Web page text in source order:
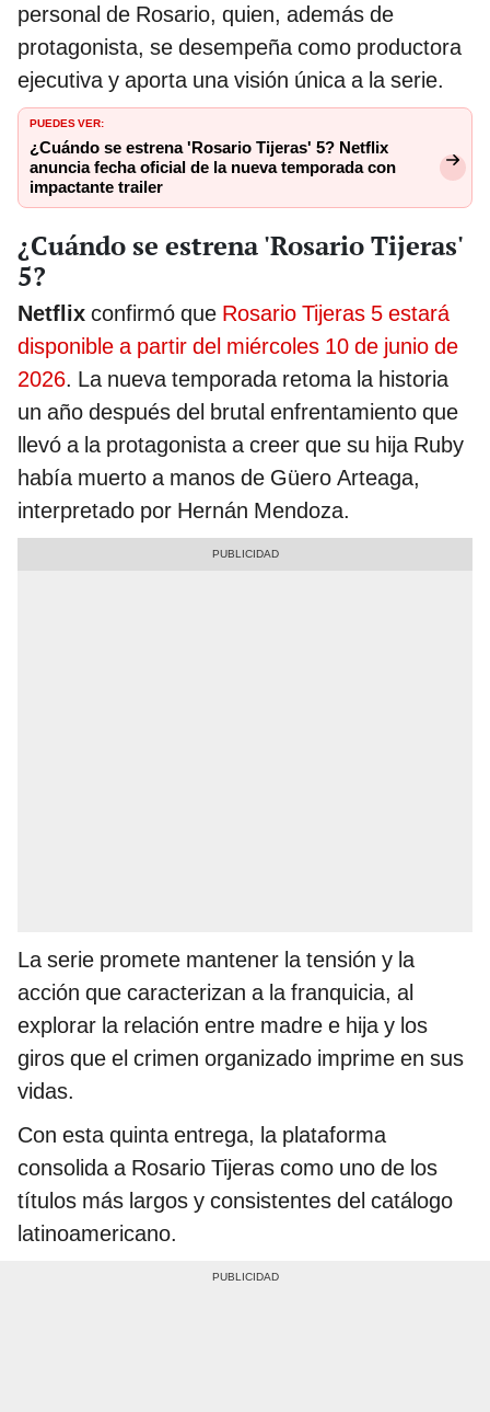
personal de Rosario, quien, además de
protagonista, se desempeña como productora
ejecutiva y aporta una visión única a la serie.
PUEDES VER:
¿Cuándo se estrena 'Rosario Tijeras' 5? Netflix
anuncia fecha oficial de la nueva temporada con
impactante trailer
¿Cuándo se estrena 'Rosario Tijeras'
5?
Netflix confirmó que Rosario Tijeras 5 estará
disponible a partir del miércoles 10 de junio de
2026. La nueva temporada retoma la historia
un año después del brutal enfrentamiento que
llevó a la protagonista a creer que su hija Ruby
había muerto a manos de Güero Arteaga,
interpretado por Hernán Mendoza.
La serie promete mantener la tensión y la
acción que caracterizan a la franquicia, al
explorar la relación entre madre e hija y los
giros que el crimen organizado imprime en sus
vidas.
Con esta quinta entrega, la plataforma
consolida a Rosario Tijeras como uno de los
títulos más largos y consistentes del catálogo
latinoamericano.